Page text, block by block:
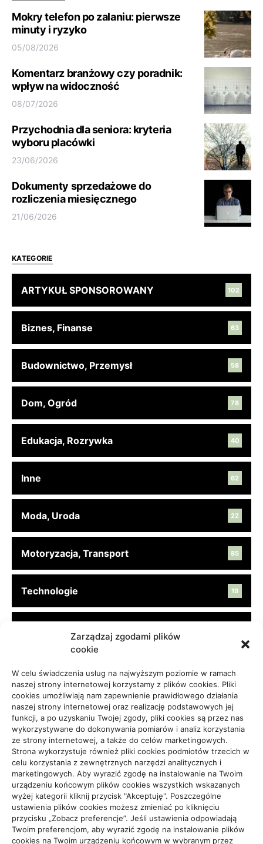
Zarządzaj zgodami plików
cookie
W celu świadczenia usług na najwyższym poziomie w ramach
naszej strony internetowej korzystamy z plików cookies. Pliki
cookies umożliwiają nam zapewnienie prawidłowego działania
naszej strony internetowej oraz realizację podstawowych jej
funkcji, a po uzyskaniu Twojej zgody, pliki cookies są przez nas
wykorzystywane do dokonywania pomiarów i analiz korzystania
ze strony internetowej, a także do celów marketingowych.
Strona wykorzystuje również pliki cookies podmiotów trzecich w
celu korzystania z zewnętrznych narzędzi analitycznych i
marketingowych. Aby wyrazić zgodę na instalowanie na Twoim
urządzeniu końcowym plików cookies wszystkich wskazanych
wyżej kategorii kliknij przycisk "Akceptuję". Poszczególne
ustawienia plików cookies możesz zmieniać po kliknięciu
przycisku „Zobacz preferencje”. Jeśli ustawienia odpowiadają
Twoim preferencjom, aby wyrazić zgodę na instalowanie plików
cookies na Twoim urządzeniu końcowym w wybranym przez
Mokry telefon po zalaniu: pierwsze
minuty i ryzyko
05/08/2026
Komentarz branżowy czy poradnik:
wpływ na widoczność
08/07/2026
Przychodnia dla seniora: kryteria
wyboru placówki
23/06/2026
Dokumenty sprzedażowe do
rozliczenia miesięcznego
21/06/2026
KATEGORIE
ARTYKUŁ SPONSOROWANY 102
Biznes, Finanse 63
Budownictwo, Przemysł 58
Dom, Ogród 78
Edukacja, Rozrywka 40
Inne 62
Moda, Uroda 22
Motoryzacja, Transport 85
Technologie 19
Zdrowie, Medycyna 108
Projekty domów Rzeszów
wizytówki nap